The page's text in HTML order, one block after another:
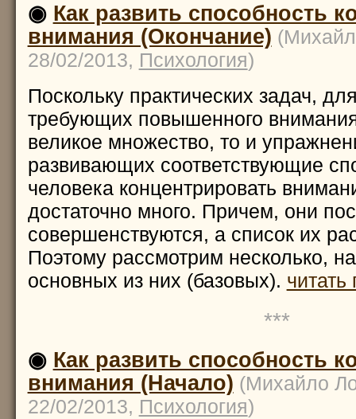
◉ Как развить способность
внимания (Окончание)
28/02/2013, Психология)
Поскольку практических задач,
требующих повышенного
великое множество, то и
развивающих соответствующие
человека концентрировать
достаточно много. Причем, они
совершенствуются, а список их
Поэтому рассмотрим несколько,
основных из них (базовых).
***
◉ Как развить способность
внимания (Начало) (Михайло
22/02/2013, Психология)